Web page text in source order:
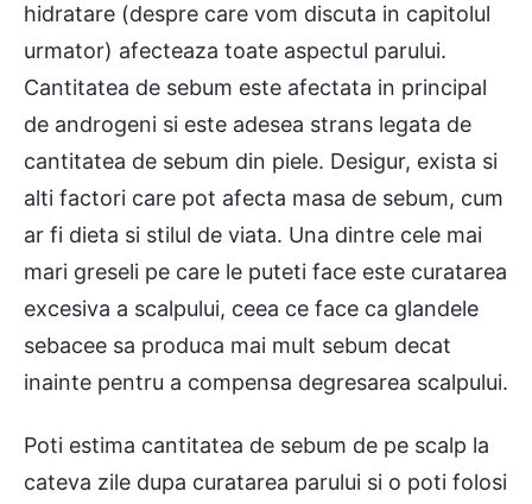
hidratare (despre care vom discuta in capitolul
urmator) afecteaza toate aspectul parului.
Cantitatea de sebum este afectata in principal
de androgeni si este adesea strans legata de
cantitatea de sebum din piele. Desigur, exista si
alti factori care pot afecta masa de sebum, cum
ar fi dieta si stilul de viata. Una dintre cele mai
mari greseli pe care le puteti face este curatarea
excesiva a scalpului, ceea ce face ca glandele
sebacee sa produca mai mult sebum decat
inainte pentru a compensa degresarea scalpului.
Poti estima cantitatea de sebum de pe scalp la
cateva zile dupa curatarea parului si o poti folosi